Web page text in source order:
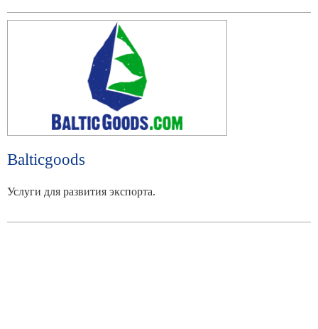
Balticgoods
Услуги для развития экспорта.